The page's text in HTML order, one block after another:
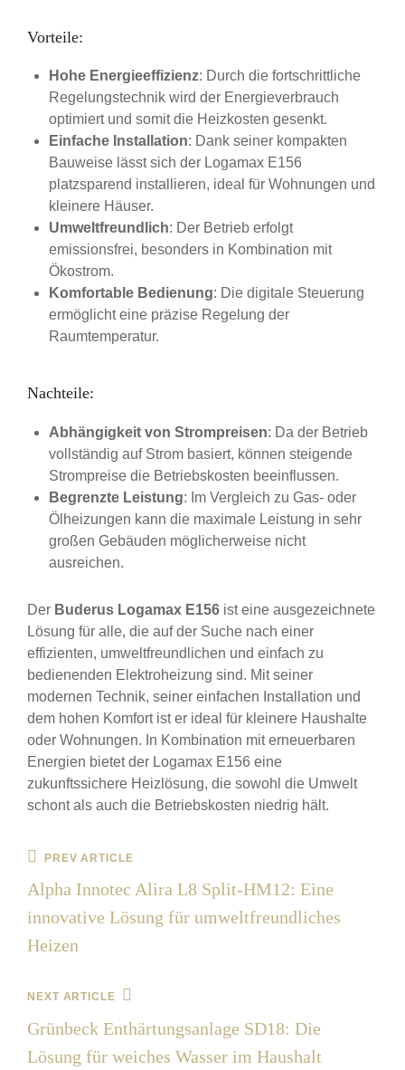
Vorteile:
Hohe Energieeffizienz: Durch die fortschrittliche
Regelungstechnik wird der Energieverbrauch
optimiert und somit die Heizkosten gesenkt.
Einfache Installation: Dank seiner kompakten
Bauweise lässt sich der Logamax E156
platzsparend installieren, ideal für Wohnungen und
kleinere Häuser.
Umweltfreundlich: Der Betrieb erfolgt
emissionsfrei, besonders in Kombination mit
Ökostrom.
Komfortable Bedienung: Die digitale Steuerung
ermöglicht eine präzise Regelung der
Raumtemperatur.
Nachteile:
Abhängigkeit von Strompreisen: Da der Betrieb
vollständig auf Strom basiert, können steigende
Strompreise die Betriebskosten beeinflussen.
Begrenzte Leistung: Im Vergleich zu Gas- oder
Ölheizungen kann die maximale Leistung in sehr
großen Gebäuden möglicherweise nicht
ausreichen.
Der Buderus Logamax E156 ist eine ausgezeichnete
Lösung für alle, die auf der Suche nach einer
effizienten, umweltfreundlichen und einfach zu
bedienenden Elektroheizung sind. Mit seiner
modernen Technik, seiner einfachen Installation und
dem hohen Komfort ist er ideal für kleinere Haushalte
oder Wohnungen. In Kombination mit erneuerbaren
Energien bietet der Logamax E156 eine
zukunftssichere Heizlösung, die sowohl die Umwelt
schont als auch die Betriebskosten niedrig hält.
Beitrags-
Navigation
Previous
Post
PREV ARTICLE
Alpha Innotec Alira L8 Split-HM12: Eine
innovative Lösung für umweltfreundliches
Heizen
Next
NEXT ARTICLE
Grünbeck Enthärtungsanlage SD18: Die
Lösung für weiches Wasser im Haushalt